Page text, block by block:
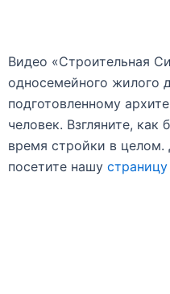
Видео «Строительная
односемейного жилого
подготовленному
человек. Взгляните,
время стройки в целом.
посетите нашу